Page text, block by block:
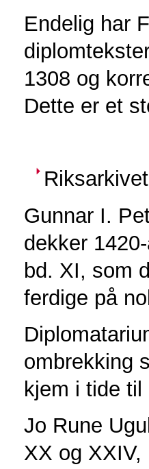
Endelig har
1308 og
Dette er et
Gunnar I.
dekker
bd. XI, som
ferdige på
ombrekking
kjem i tide
Jo Rune
XX og